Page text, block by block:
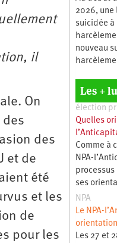
il
On
des
des
et de
été
et les
de
pour les
2026, une
suicidée à
nouveau
Les +
élection
Quelles
Comme à
NPA-
ses
NPA
Le NPA-
Les 27 et